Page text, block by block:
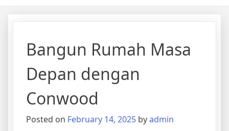
Bangun Rumah Masa
Depan dengan
Conwood
Posted on February 14, 2025 byadmin